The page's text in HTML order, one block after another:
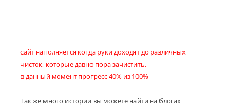
сайт наполняется когда руки доходят до различных
чисток, которые давно пора зачистить.
в данный момент прогресс 40% из 100%
Так же много истории вы можете найти на блогах